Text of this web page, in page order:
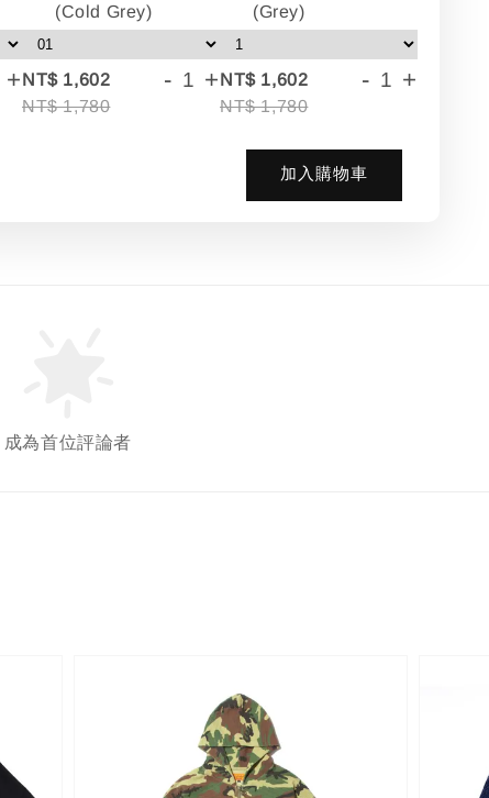
+
(Cold Grey)
NT$ 1,602
NT$ 1,780
- +
(Grey)
NT$ 1,602
NT$ 1,780
- +
加入購物車
成為首位評論者